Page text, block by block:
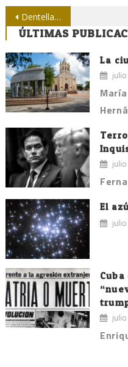
Navegación
de
entradas
Dentelladas de un Caimán a medio siglo de vida
ÚLTIMAS
La
El